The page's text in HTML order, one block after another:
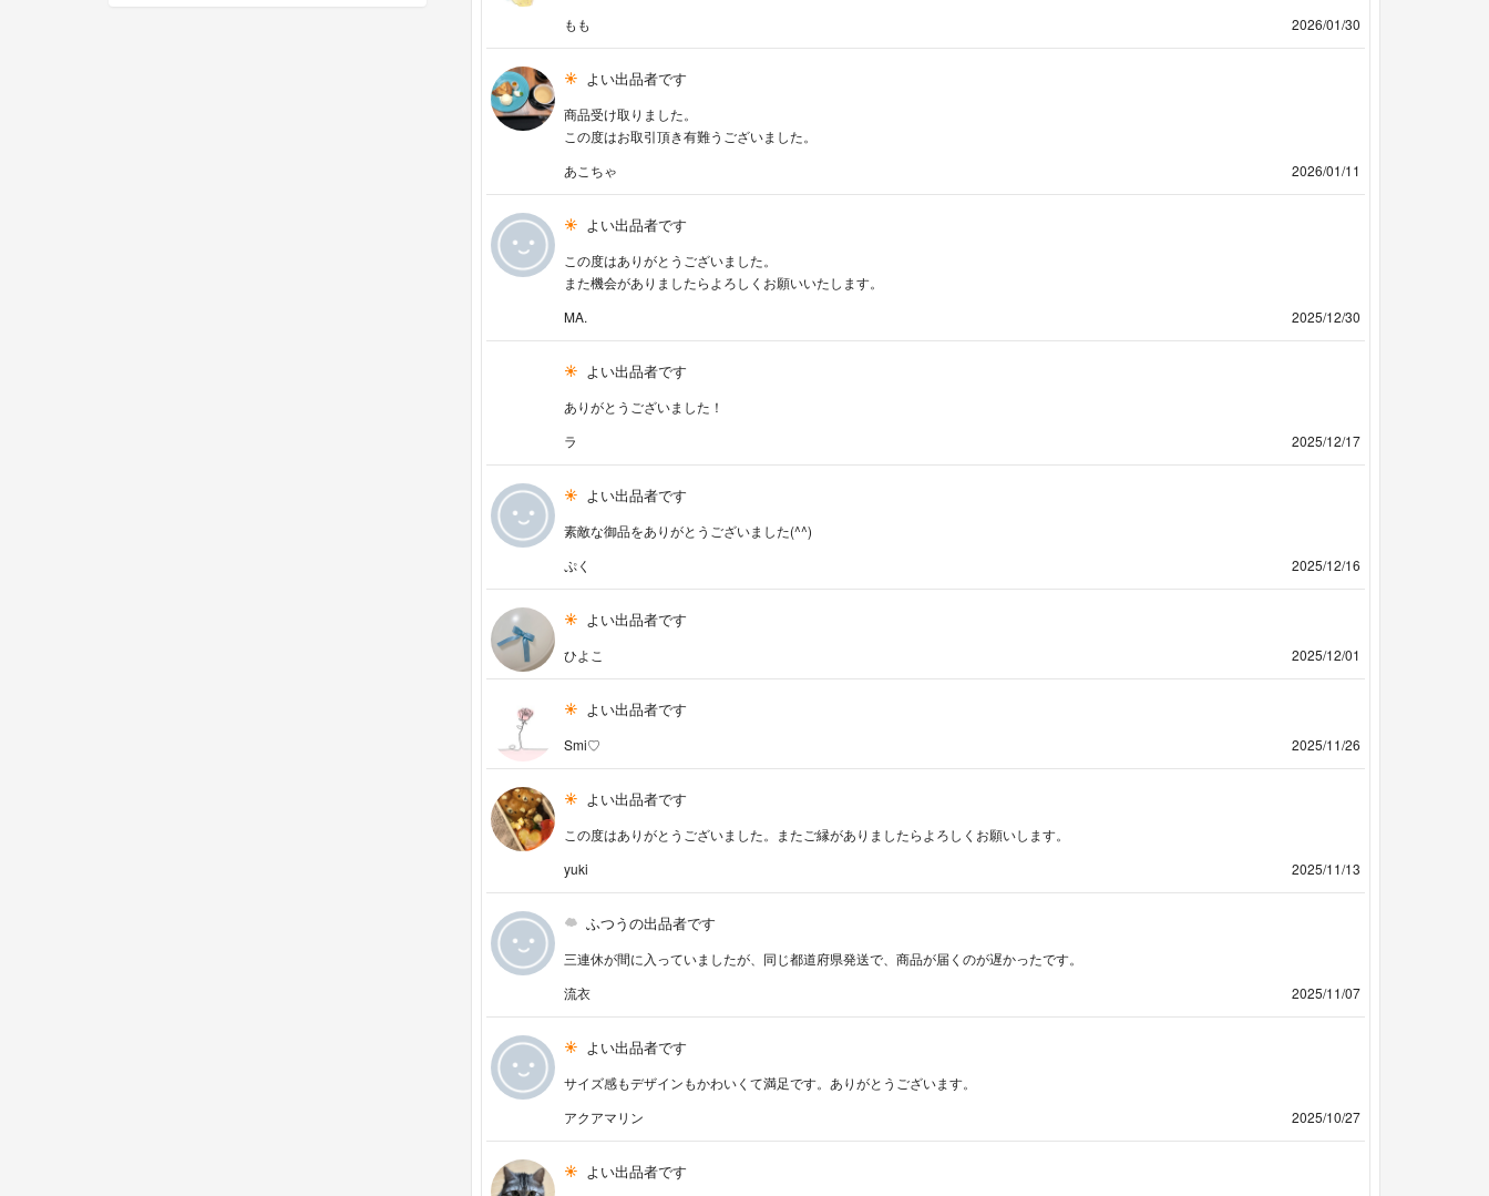
もも
2026/01/30
よい出品者です
商品受け取りました。
この度はお取引頂き有難うございました。
あこちゃ
2026/01/11
よい出品者です
この度はありがとうございました。
また機会がありましたらよろしくお願いいたします。
MA.
2025/12/30
よい出品者です
ありがとうございました！
ラ
2025/12/17
よい出品者です
素敵な御品をありがとうございました(⁠^⁠^⁠)
ぷく
2025/12/16
よい出品者です
ひよこ 2025/12/01
よい出品者です
Smi♡ 2025/11/26
よい出品者です
この度はありがとうございました。またご縁がありましたらよろしくお願いします。
yuki
2025/11/13
ふつうの出品者です
三連休が間に入っていましたが、同じ都道府県発送で、商品が届くのが遅かったです。
流衣
2025/11/07
よい出品者です
サイズ感もデザインもかわいくて満足です。ありがとうございます。
アクアマリン
2025/10/27
よい出品者です